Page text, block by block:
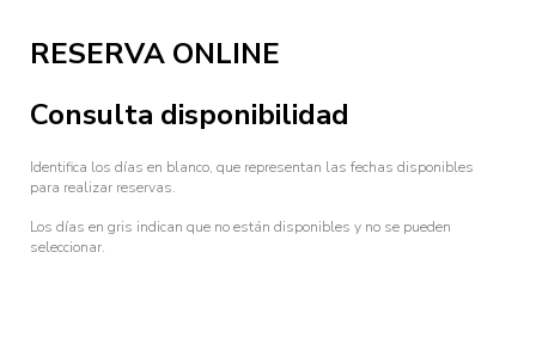
RESERVA ONLINE
Consulta disponibilidad
Identifica los días en blanco, que representan las fechas disponibles
para realizar reservas.
Los días en gris indican que no están disponibles y no se pueden
seleccionar.